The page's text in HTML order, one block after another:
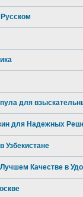
для
для Надежных
Узбекистане
Качестве в